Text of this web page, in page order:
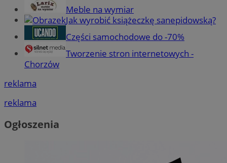
Meble na wymiar
Jak wyrobić książeczkę sanepidowską?
Części samochodowe do -70%
Tworzenie stron internetowych -
Chorzów
reklama
reklama
Ogłoszenia